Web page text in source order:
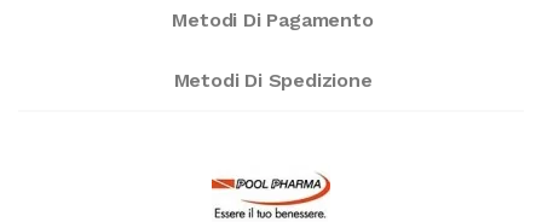
Metodi Di Pagamento
Metodi Di Spedizione